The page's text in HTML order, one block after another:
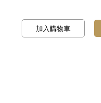
加入購物車